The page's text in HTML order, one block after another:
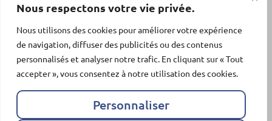
Nous respectons votre vie privée.
Nous utilisons des cookies pour améliorer votre expérience
de navigation, diffuser des publicités ou des contenus
personnalisés et analyser notre trafic. En cliquant sur « Tout
accepter », vous consentez à notre utilisation des cookies.
Personnaliser
Politique de la vie privée
Conditions générales de vente
Cohérence Somato Psychique®
Consultations
CSP® en entreprise